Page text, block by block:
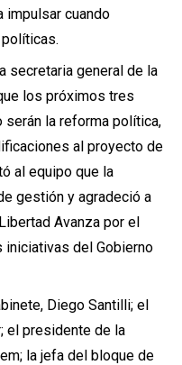
impulsar cuando
secretaria general de la
los próximos tres
la reforma política,
al proyecto de
al equipo que la
gestión y agradeció a
Avanza por el
iniciativas del Gobierno
Diego Santilli; el
el presidente de la
la jefa del bloque de